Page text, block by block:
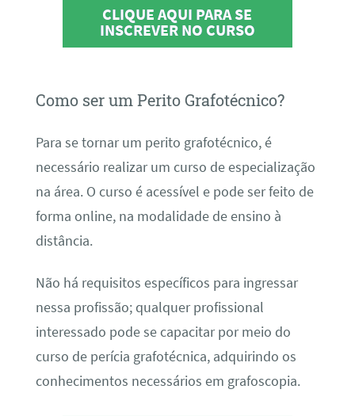
CLIQUE AQUI PARA SE
INSCREVER NO CURSO
Como ser um Perito Grafotécnico?
Para se tornar um perito grafotécnico, é
necessário realizar um curso de especialização
na área. O curso é acessível e pode ser feito de
forma online, na modalidade de ensino à
distância.
Não há requisitos específicos para ingressar
nessa profissão; qualquer profissional
interessado pode se capacitar por meio do
curso de perícia grafotécnica, adquirindo os
conhecimentos necessários em grafoscopia.